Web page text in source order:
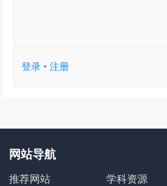
登录 •注册
网站导航
推荐网站 学科资源